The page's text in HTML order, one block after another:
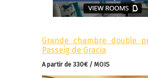
Grande chambre double
Passeig de Gracia
A partir de 330€ / MOIS